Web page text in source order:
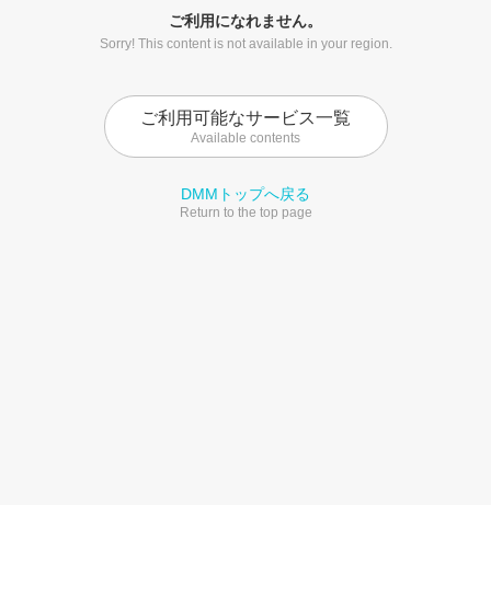
ご利用になれません。
Sorry! This content is not available in your region.
ご利用可能なサービス一覧
Available contents
DMMトップへ戻る
Return to the top page